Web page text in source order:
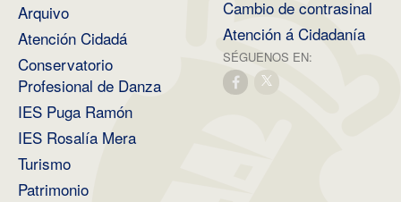
Arquivo
Atención Cidadá
Conservatorio
Profesional de Danza
IES Puga Ramón
IES Rosalía Mera
Turismo
Patrimonio
Cambio de contrasinal
Atención á Cidadanía
SÉGUENOS EN: